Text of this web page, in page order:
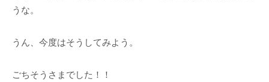
うな。
うん、今度はそうしてみよう。
ごちそうさまでした！！